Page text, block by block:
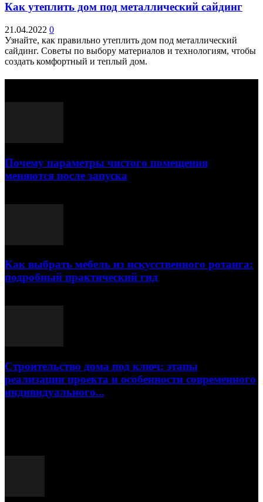
Как утеплить дом под металлический сайдинг
21.04.2022 0
Узнайте, как правильно утеплить дом под металлический
сайдинг. Советы по выбору материалов и технологиям, чтобы
создать комфортный и теплый дом.
Почему параметры чистого помещения
меняются после запуска
Как выбрать мебель из искусственного ротанга:
подробный практический гид
Строительство дома под ключ: этапы
реализации проекта и особенности современного
индивидуального...